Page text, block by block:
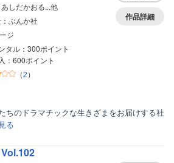
しだかおる...他
ぶんか社
ジ
タル：300ポイント
：600ポイント
（2）
作品詳細
ちのドラマチックな生きざまをお届けする社
る